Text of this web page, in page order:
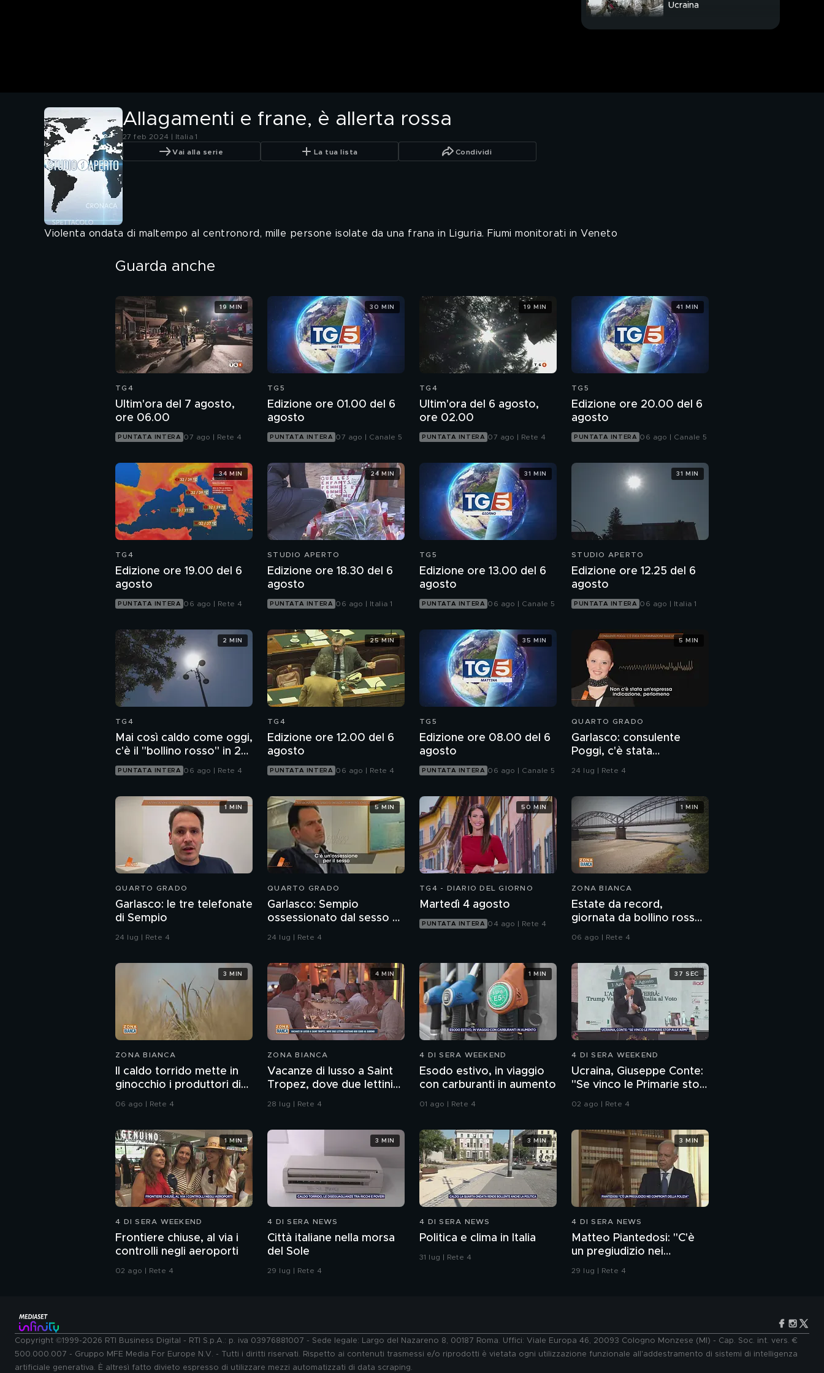
Ucraina
Allagamenti e frane, è allerta rossa
27 feb 2024 | Italia 1
Vai alla serie La tua lista Condividi
Violenta ondata di maltempo al centronord, mille persone isolate da una frana in Liguria. Fiumi monitorati in Veneto
Guarda anche
TG4
Ultim'ora del 7 agosto,
ore 06.00
PUNTATA INTERA 07 ago | Rete 4
19 MIN
TG5
Edizione ore 01.00 del 6
agosto
PUNTATA INTERA 07 ago | Canale 5
30 MIN
TG4
Ultim'ora del 6 agosto,
ore 02.00
PUNTATA INTERA 07 ago | Rete 4
19 MIN
TG5
Edizione ore 20.00 del 6
agosto
PUNTATA INTERA 06 ago | Canale 5
41 MIN
TG4
Edizione ore 19.00 del 6
agosto
PUNTATA INTERA 06 ago | Rete 4
34 MIN
STUDIO APERTO
Edizione ore 18.30 del 6
agosto
PUNTATA INTERA 06 ago | Italia 1
24 MIN
TG5
Edizione ore 13.00 del 6
agosto
PUNTATA INTERA 06 ago | Canale 5
31 MIN
STUDIO APERTO
Edizione ore 12.25 del 6
agosto
PUNTATA INTERA 06 ago | Italia 1
31 MIN
TG4
Mai così caldo come oggi,
c'è il "bollino rosso" in 27
città
PUNTATA INTERA 06 ago | Rete 4
2 MIN
TG4
Edizione ore 12.00 del 6
agosto
PUNTATA INTERA 06 ago | Rete 4
25 MIN
TG5
Edizione ore 08.00 del 6
agosto
PUNTATA INTERA 06 ago | Canale 5
35 MIN
QUARTO GRADO
Garlasco: consulente
Poggi, c'è stata
contaminazione sulle
24 lug | Rete 4
5 MIN
QUARTO GRADO
Garlasco: le tre telefonate
di Sempio
24 lug | Rete 4
1 MIN
QUARTO GRADO
Garlasco: Sempio
ossessionato dal sesso o
ragazzo rispettoso?
24 lug | Rete 4
5 MIN
TG4 - DIARIO DEL GIORNO
Martedì 4 agosto
PUNTATA INTERA 04 ago | Rete 4
50 MIN
ZONA BIANCA
Estate da record,
giornata da bollino rosso
in 27 città
06 ago | Rete 4
1 MIN
ZONA BIANCA
Il caldo torrido mette in
ginocchio i produttori di
06 ago | Rete 4
3 MIN
ZONA BIANCA
Vacanze di lusso a Saint
Tropez, dove due lettini
costano 800 euro al
28 lug | Rete 4
4 MIN
4 DI SERA WEEKEND
Esodo estivo, in viaggio
con carburanti in aumento
01 ago | Rete 4
1 MIN
4 DI SERA WEEKEND
Ucraina, Giuseppe Conte:
"Se vinco le Primarie stop
alle armi"
02 ago | Rete 4
37 SEC
4 DI SERA WEEKEND
Frontiere chiuse, al via i
controlli negli aeroporti
02 ago | Rete 4
1 MIN
4 DI SERA NEWS
Città italiane nella morsa
del Sole
29 lug | Rete 4
3 MIN
4 DI SERA NEWS
Politica e clima in Italia
31 lug | Rete 4
3 MIN
4 DI SERA NEWS
Matteo Piantedosi: "C'è
un pregiudizio nei
confronti della polizia"
29 lug | Rete 4
3 MIN
Copyright ©1999-2026 RTI Business Digital - RTI S.p.A.: p. iva 03976881007 - Sede legale: Largo del Nazareno 8, 00187 Roma. Uffici: Viale Europa 46, 20093 Cologno Monzese (MI) - Cap. Soc. int. vers. €
500.000.007 - Gruppo MFE Media For Europe N.V. - Tutti i diritti riservati. Rispetto ai contenuti trasmessi e/o riprodotti è vietata ogni utilizzazione funzionale all'addestramento di sistemi di intelligenza
artificiale generativa. È altresì fatto divieto espresso di utilizzare mezzi automatizzati di data scraping.